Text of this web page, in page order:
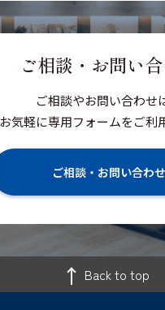
ご相談・お問い
ご相談やお問い合わせ
お気軽に専用フォームをご利
ご相談・お問い合わせ
Back to top